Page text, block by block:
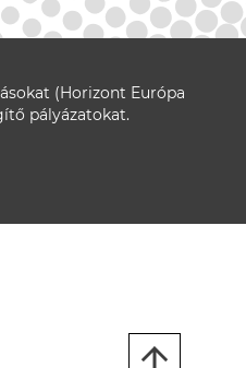
(Horizont Európa
pályázatokat.